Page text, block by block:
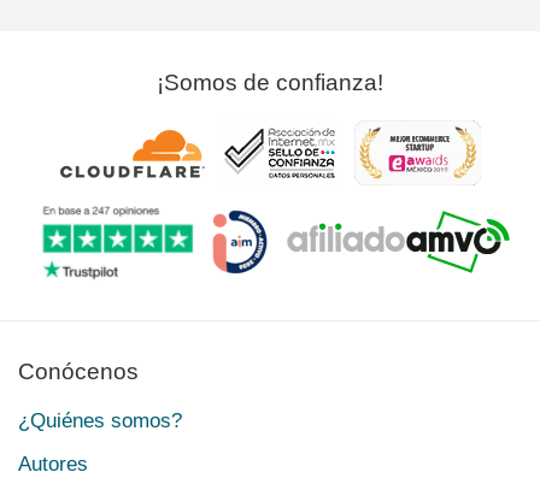
¡Somos de confianza!
Conócenos
¿Quiénes somos?
Autores